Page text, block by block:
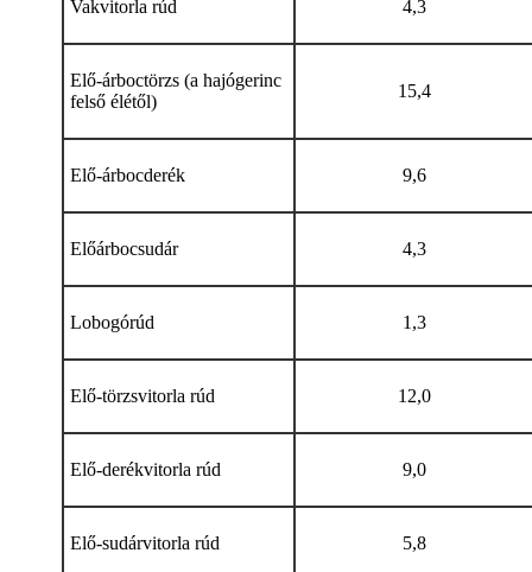
Vakvitorla rúd 4,3
Elő-árboctörzs (a hajógerinc
felső élétől)
15,4
Elő-árbocderék 9,6
Előárbocsudár 4,3
Lobogórúd 1,3
Elő-törzsvitorla rúd 12,0
Elő-derékvitorla rúd 9,0
Elő-sudárvitorla rúd 5,8